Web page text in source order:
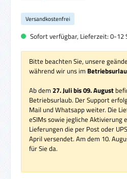
Versandkostenfrei
Sofort verfügbar, Lieferzeit: 0-12
Bitte beachten Sie, unsere
während wir uns im
Ab dem 27. Juli bis 09. August
Betriebsurlaub. Der Support
Mail und Whatsapp weiter. Die
eSIMs sowie jegliche Aktivierung
Lieferungen die per Post oder
April versendet. Am dem 10.
für Sie da.